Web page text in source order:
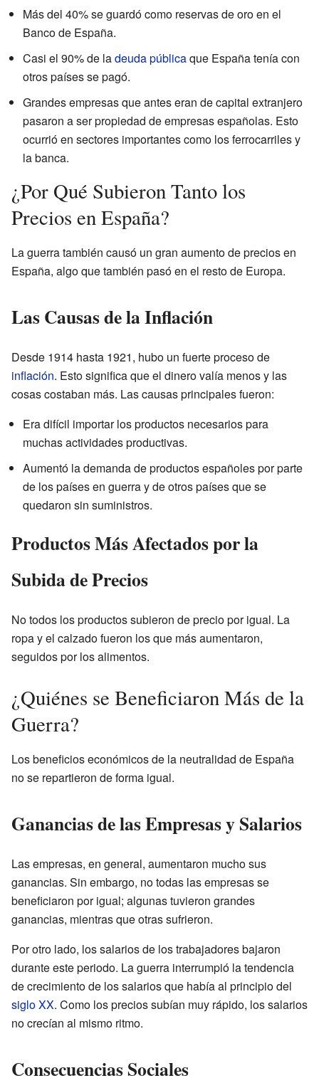
Más del 40% se guardó como reservas de oro en el
Banco de España.
Casi el 90% de ladeuda públicaque España tenía con
otros países se pagó.
Grandes empresas que antes eran de capital extranjero
pasaron a ser propiedad de empresas españolas. Esto
ocurrió en sectores importantes como los ferrocarriles y
la banca.
¿Por Qué Subieron Tanto los
Precios en España?
La guerra también causó un gran aumento de precios en
España, algo que también pasó en el resto de Europa.
Las Causas de la Inflación
Desde 1914 hasta 1921, hubo un fuerte proceso de
inflación. Esto significa que el dinero valía menos y las
cosas costaban más. Las causas principales fueron:
Era difícil importar los productos necesarios para
muchas actividades productivas.
Aumentó la demanda de productos españoles por parte
de los países en guerra y de otros países que se
quedaron sin suministros.
Productos Más Afectados por la
Subida de Precios
No todos los productos subieron de precio por igual. La
ropa y el calzado fueron los que más aumentaron,
seguidos por los alimentos.
¿Quiénes se Beneficiaron Más de la
Guerra?
Los beneficios económicos de la neutralidad de España
no se repartieron de forma igual.
Ganancias de las Empresas y Salarios
Las empresas, en general, aumentaron mucho sus
ganancias. Sin embargo, no todas las empresas se
beneficiaron por igual; algunas tuvieron grandes
ganancias, mientras que otras sufrieron.
Por otro lado, los salarios de los trabajadores bajaron
durante este periodo. La guerra interrumpió la tendencia
de crecimiento de los salarios que había al principio del
siglo XX. Como los precios subían muy rápido, los salarios
no crecían al mismo ritmo.
Consecuencias Sociales